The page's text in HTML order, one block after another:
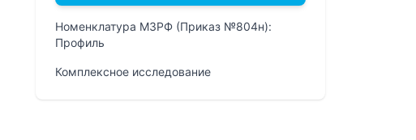
Номенклатура МЗРФ (Приказ №804н):
Профиль
Комплексное исследование